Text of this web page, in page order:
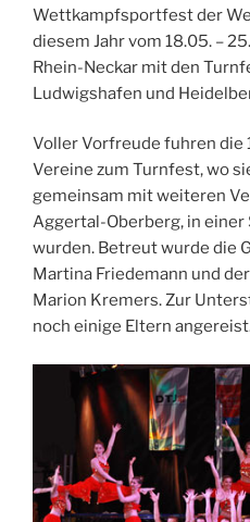
Wettkampfsportfest der
diesem Jahr vom 18.05. –
Rhein-Neckar mit den
Ludwigshafen und
Voller Vorfreude fuhren die
Vereine zum Turnfest, wo
gemeinsam mit weiteren
Aggertal-Oberberg, in
wurden. Betreut wurde die
Martina Friedemann und
Marion Kremers. Zur
noch einige Eltern